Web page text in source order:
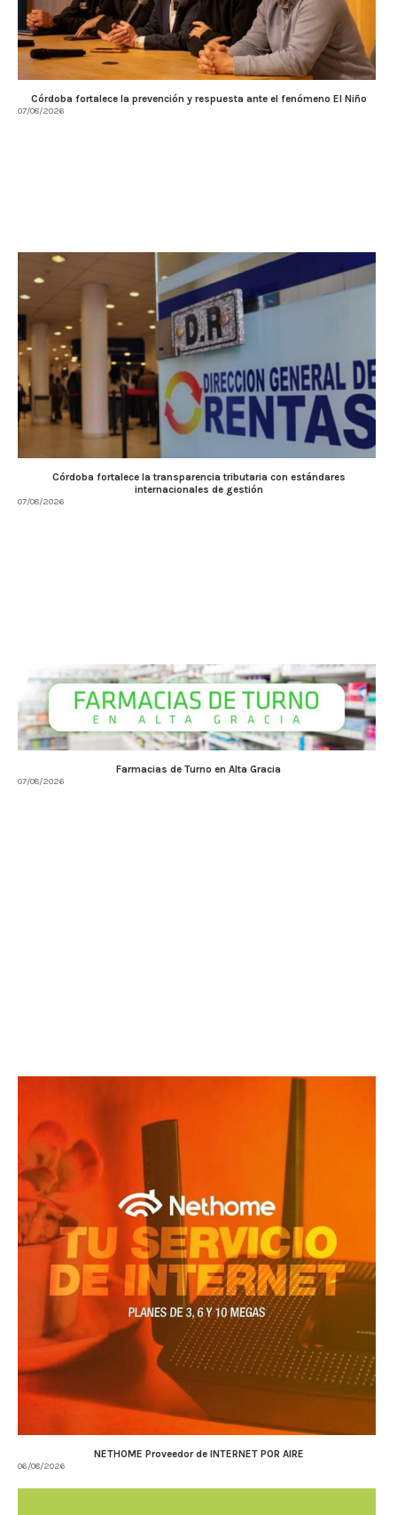
Córdoba fortalece la prevención y respuesta ante el fenómeno El Niño
07/08/2026
Córdoba fortalece la transparencia tributaria con estándares
internacionales de gestión
07/08/2026
Farmacias de Turno en Alta Gracia
07/08/2026
NETHOME Proveedor de INTERNET POR AIRE
06/08/2026